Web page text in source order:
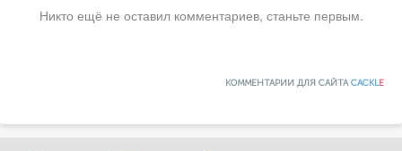
Никто ещё не оставил комментариев, станьте первым.
КОММЕНТАРИИ ДЛЯ САЙТАCACKLE